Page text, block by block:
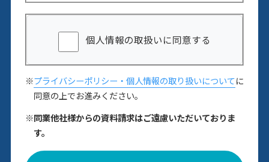
個人情報の取扱いに同意する
※プライバシーポリシー・個人情報の取り扱いについてに
同意の上でお進みください。
※同業他社様からの資料請求はご遠慮いただいておりま
す。